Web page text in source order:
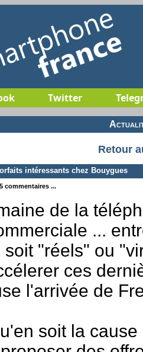
Twitter
Retour
intéressants chez Bouygues
commentaires ...
de la
...
soit "réels" ou
ces
l'arrivée de
soit la